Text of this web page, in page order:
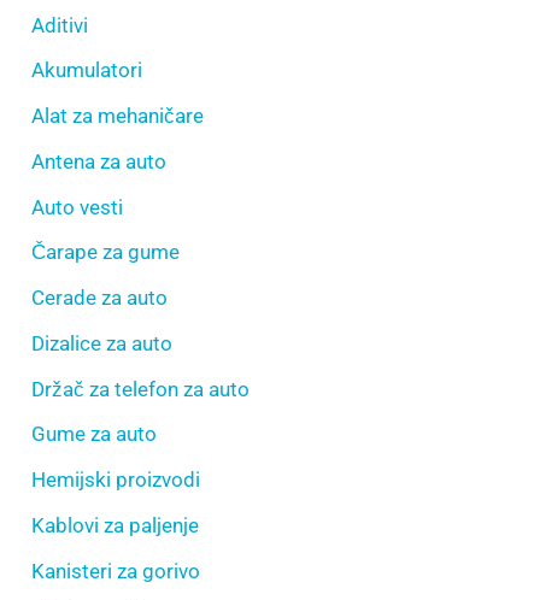
Aditivi
Akumulatori
Alat za mehaničare
Antena za auto
Auto vesti
Čarape za gume
Cerade za auto
Dizalice za auto
Držač za telefon za auto
Gume za auto
Hemijski proizvodi
Kablovi za paljenje
Kanisteri za gorivo